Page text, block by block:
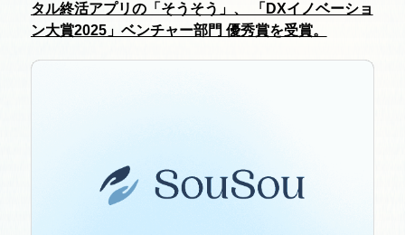
タル終活アプリの「そうそう」、 「DXイノベーショ
ン大賞2025」ベンチャー部門 優秀賞を受賞。